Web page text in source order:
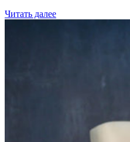
Читать далее